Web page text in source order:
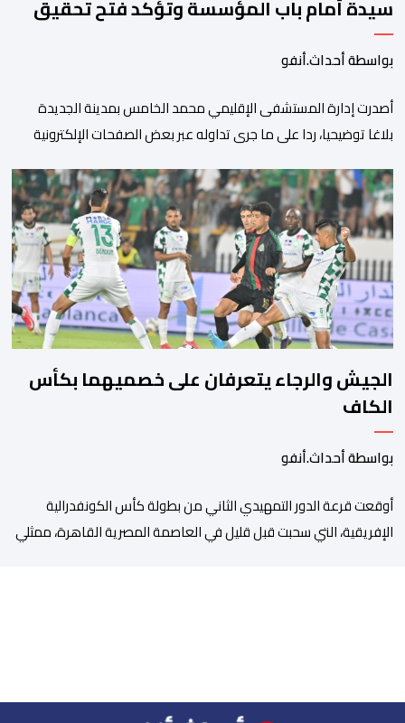
سيدة أمام باب المؤسسة وتؤكد فتح تحقيق
بواسطة أحداث.أنفو
أصدرت إدارة المستشفى الإقليمي محمد الخامس بمدينة الجديدة
بلاغا توضيحيا، ردا على ما جرى تداوله عبر بعض الصفحات الإلكترونية
مولودها أمام الباب الرئيسي للمستشفى بسبب رفض استقبالها أو
التكفل بها. وأكدت إدارة المستشفى أن السيدة المعنية حضرت إلى
مصلحة الولادة، حيث تم استقبالها وتسجيلها وإخضاعها […]
الجيش والرجاء يتعرفان على خصميهما بكأس
الكاف
بواسطة أحداث.أنفو
أوقعت قرعة الدور التمهيدي الثاني من بطولة كأس الكونفدرالية
الإفريقية، التي سحبت قبل قليل في العاصمة المصرية القاهرة، ممثلي